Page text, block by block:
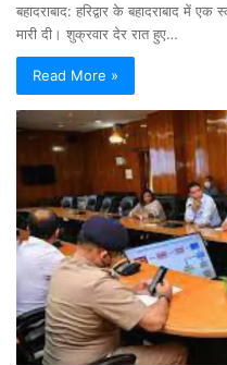
बहादराबाद: हरिद्वार के बहादराबाद में
मारी दी। शुक्रवार देर रात हुए…
Read More »